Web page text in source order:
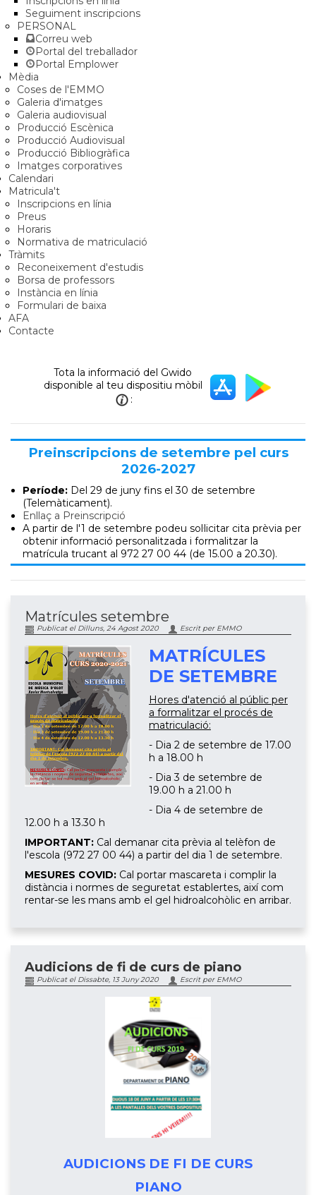
Seguiment inscripcions
PERSONAL
Correu web
Portal del treballador
Portal Emplower
Mèdia
Coses de l'EMMO
Galeria d'imatges
Galeria audiovisual
Producció Escènica
Producció Audiovisual
Producció Bibliogràfica
Imatges corporatives
Calendari
Matricula't
Inscripcions en línia
Preus
Horaris
Normativa de matriculació
Tràmits
Reconeixement d'estudis
Borsa de professors
Instància en línia
Formulari de baixa
AFA
Contacte
Tota la informació del Gwido
disponible al teu dispositiu mòbil
:
Preinscripcions de setembre pel curs
2026-2027
Període: Del 29 de juny fins el 30 de setembre
(Telemàticament).
Enllaç a Preinscripció
A partir de l'1 de setembre podeu sol·licitar cita prèvia per
obtenir informació personalitzada i formalitzar la
matrícula trucant al 972 27 00 44 (de 15.00 a 20.30).
Matrícules setembre
Publicat el Dilluns, 24 Agost 2020 Escrit per EMMO
MATRÍCULES
DE SETEMBRE
Hores d'atenció al públic per
a formalitzar el procés de
matriculació:
- Dia 2 de setembre de 17.00
h a 18.00 h
- Dia 3 de setembre de
19.00 h a 21.00 h
- Dia 4 de setembre de
12.00 h a 13.30 h
IMPORTANT: Cal demanar cita prèvia al telèfon de
l'escola (972 27 00 44) a partir del dia 1 de setembre.
MESURES COVID: Cal portar mascareta i complir la
distància i normes de seguretat establertes, així com
rentar-se les mans amb el gel hidroalcohòlic en arribar.
Audicions de fi de curs de piano
Publicat el Dissabte, 13 Juny 2020 Escrit per EMMO
AUDICIONS DE FI DE CURS
PIANO